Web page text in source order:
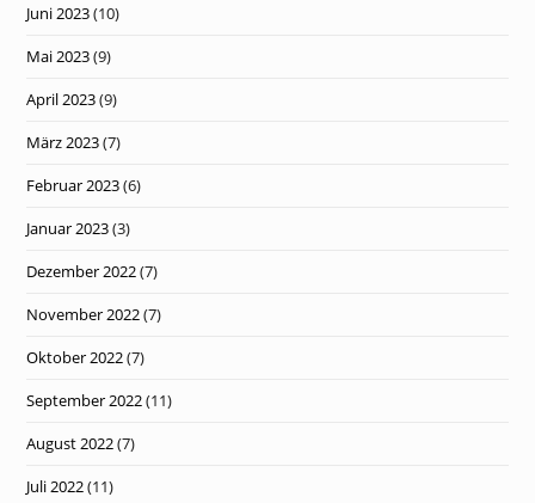
Juni 2023(10)
Mai 2023(9)
April 2023(9)
März 2023(7)
Februar 2023(6)
Januar 2023(3)
Dezember 2022(7)
November 2022(7)
Oktober 2022(7)
September 2022(11)
August 2022(7)
Juli 2022(11)